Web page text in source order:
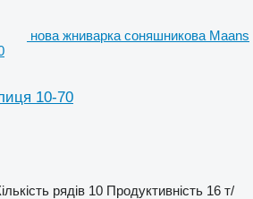
нова жниварка соняшникова Maans
10-70
рядів 10 Продуктивність 16 т/